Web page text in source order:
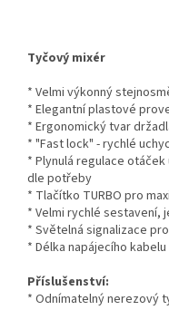
Tyčový mixér
* Velmi výkonný
* Elegantní plastové
* Ergonomický tvar
* "Fast lock" - rychlé
* Plynulá regulace
dle potřeby
* Tlačítko TURBO pro
* Velmi rychlé sestavení,
* Světelná signalizace
* Délka napájecího kabelu
Příslušenství:
* Odnímatelný nerezový